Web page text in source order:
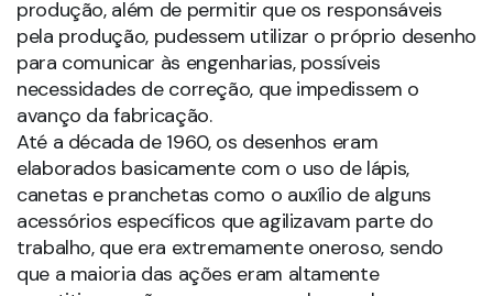
produção, além de permitir que os responsáveis
pela produção, pudessem utilizar o próprio desenho
para comunicar às engenharias, possíveis
necessidades de correção, que impedissem o
avanço da fabricação.
Até a década de 1960, os desenhos eram
elaborados basicamente com o uso de lápis,
canetas e pranchetas como o auxílio de alguns
acessórios específicos que agilizavam parte do
trabalho, que era extremamente oneroso, sendo
que a maioria das ações eram altamente